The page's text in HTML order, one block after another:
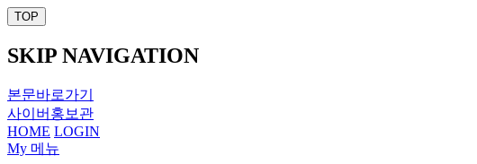
TOP
SKIP NAVIGATION
본문바로가기
사이버홍보관
HOME LOGIN
My 메뉴